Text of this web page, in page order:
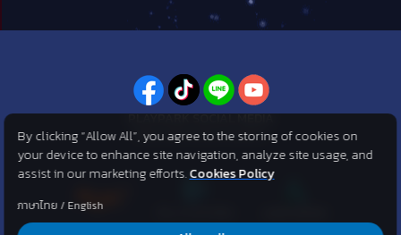
PLAYPARK SOCIAL MEDIA
ไม่พลาดทุกข่าวสารจาก PlayPark
By clicking “Allow All”, you agree to the storing of cookies on
your device to enhance site navigation, analyze site usage, and
assist in our marketing efforts.Cookies Policy
ภาษาไทย / English